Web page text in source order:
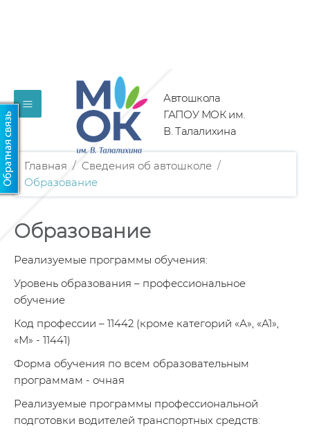
Автошкола
ГАПОУ МОК им.
В. Талалихина
≡
Главная / Сведения об автошколе /
Образование
Образование
Реализуемые программы обучения:
Уровень образования – профессиональное
обучение
Код профессии – 11442 (кроме категорий «А», «А1»,
«М» - 11441)
Форма обучения по всем образовательным
программам - очная
Реализуемые программы профессиональной
подготовки водителей транспортных средств: